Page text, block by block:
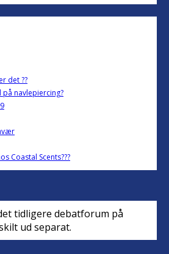
det ??
navlepiercing?
Coastal Scents???
tidligere debatforum på
ud separat.